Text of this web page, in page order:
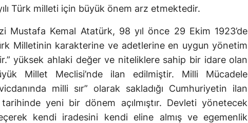
Türk milleti için büyük önem arz etmektedir.
Mustafa Kemal Atatürk, 98 yıl önce 29 Ekim 1923’de
Milletinin karakterine ve adetlerine en uygun yönetim
yüksek ahlaki değer ve niteliklere sahip bir idare olan
Millet Meclisi’nde ilan edilmiştir. Milli Mücadele
milli sır” olarak sakladığı Cumhuriyetin ilan
yeni bir dönem açılmıştır. Devleti yönetecek
kendi iradesini kendi eline almış ve egemenlik